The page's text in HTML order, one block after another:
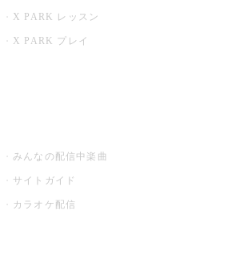
X PARK レッスン
X PARK プレイ
みんなの配信中楽曲
サイトガイド
カラオケ配信